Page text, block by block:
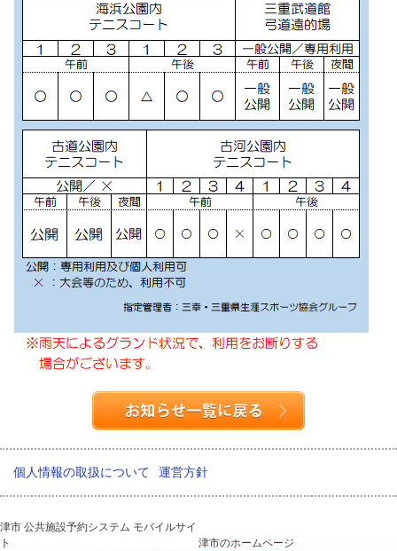
個人情報の取扱について 運営方針
津市 公共施設予約システム モバイルサイ
ト
津市のホームページ